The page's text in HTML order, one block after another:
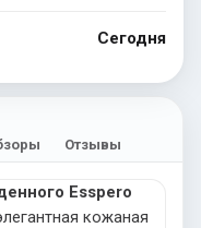
Сегодня
Отзывы
Esspero
кожаная